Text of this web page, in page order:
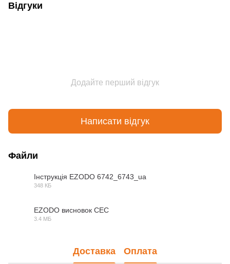
Відгуки
Додайте перший відгук
Написати відгук
Файли
Інструкція EZODO 6742_6743_ua
348 КБ
EZODO висновок СЕС
3.4 МБ
Доставка Оплата